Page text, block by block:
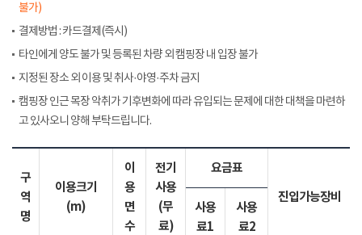
불가)
결제방법 : 카드결제(즉시)
타인에게 양도 불가 및 등록된 차량 외 캠핑장 내 입장 불가
지정된 장소 외 이용 및 취사·야영·주차 금지
캠핑장 인근 목장 악취가 기후변화에 따라 유입되는 문제에 대한 대책을 마련하
고 있사오니 양해 부탁드립니다.
구
역
명
이용크기
(m)
이
용
면
수
전기
사용
(무
료)
요금표
진입가능장비
사용
료1
사용
료2